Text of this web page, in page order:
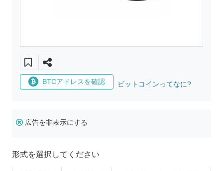
BTCアドレスを確認 ビットコインってなに?
広告を非表示にする
形式を選択してください